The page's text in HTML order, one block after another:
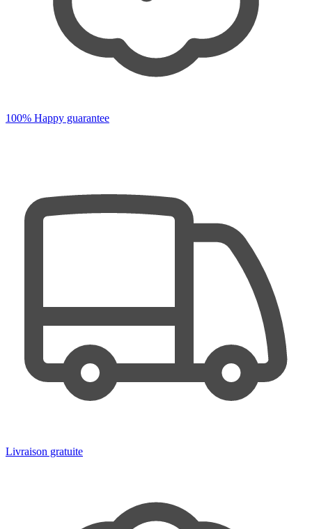
100% Happy guarantee
Livraison gratuite